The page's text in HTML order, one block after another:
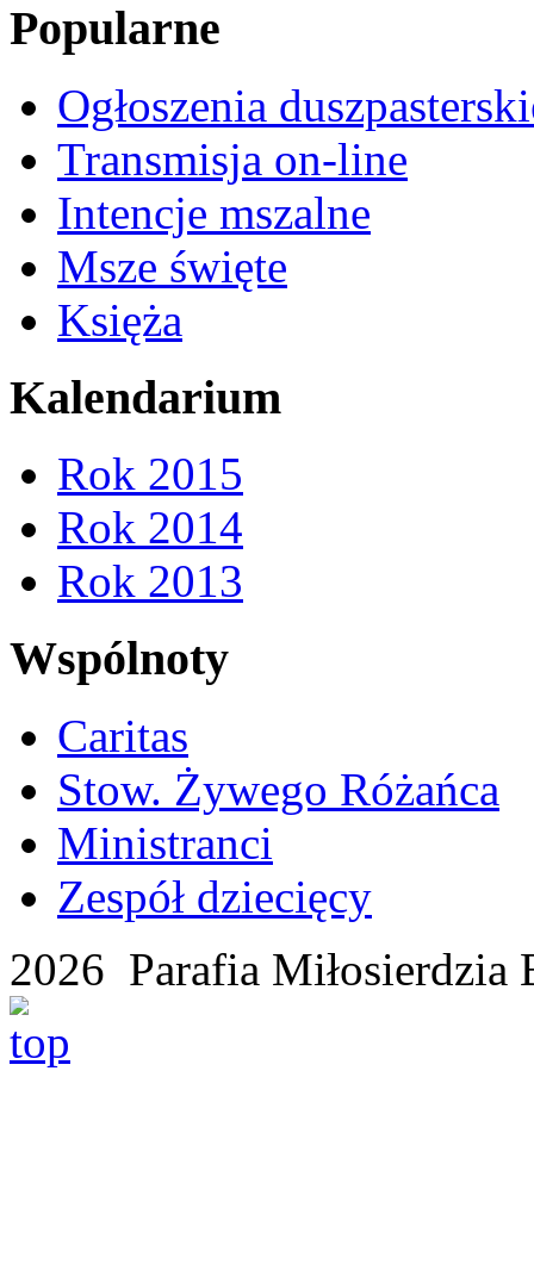
Popularne
Ogłoszenia
Transmisja on-line
Intencje mszalne
Msze święte
Księża
Kalendarium
Rok 2015
Rok 2014
Rok 2013
Wspólnoty
Caritas
Stow. Żywego Różańca
Ministranci
Zespół dziecięcy
2026 Parafia Miłosierdzia